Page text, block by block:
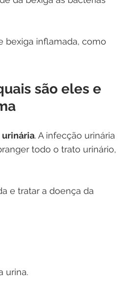
bexiga inflamada, como
são eles e
. A infecção urinária
todo o trato urinário,
e tratar a doença da
urina.